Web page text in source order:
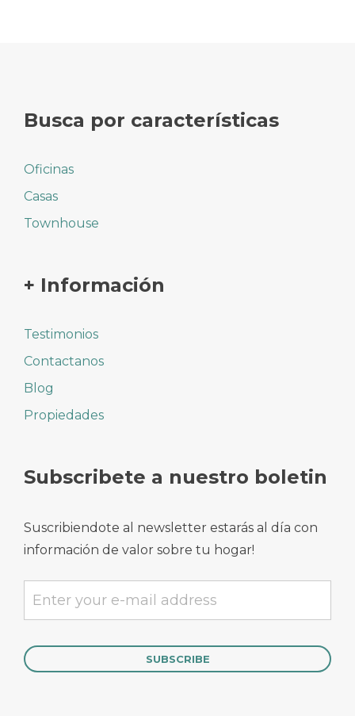
Busca por características
Oficinas
Casas
Townhouse
+ Información
Testimonios
Contactanos
Blog
Propiedades
Subscribete a nuestro boletin
Suscribiendote al newsletter estarás al día con
información de valor sobre tu hogar!